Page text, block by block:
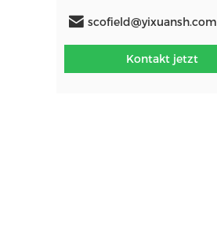
scofield@yixuansh.com
Kontakt jetzt